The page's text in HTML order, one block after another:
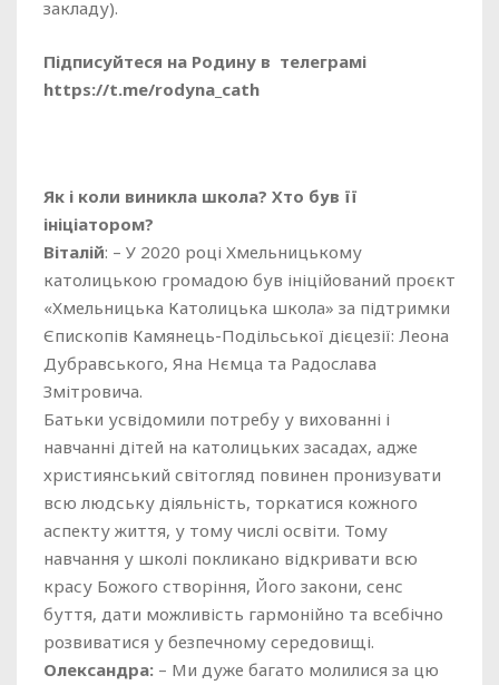
закладу).
Підписуйтеся на Родину в телеграмі
https://t.me/rodyna_cath
Як і коли виникла школа? Хто був її
ініціатором?
Віталій: – У 2020 році Хмельницькому
католицькою громадою був ініційований проєкт
«Хмельницька Католицька школа» за підтримки
Єпископів Камянець-Подільської дієцезії: Леона
Дубравського, Яна Нємца та Радослава
Змітровича.
Батьки усвідомили потребу у вихованні і
навчанні дітей на католицьких засадах, адже
християнський світогляд повинен пронизувати
всю людську діяльність, торкатися кожного
аспекту життя, у тому числі освіти. Тому
навчання у школі покликано відкривати всю
красу Божого створіння, Його закони, сенс
буття, дати можливість гармонійно та всебічно
розвиватися у безпечному середовищі.
Олександра: – Ми дуже багато молилися за цю